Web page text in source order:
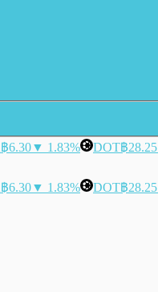
฿6.30▼ 1.83% DOT฿28.25
฿6.30▼ 1.83% DOT฿28.25